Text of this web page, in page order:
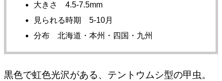
大きさ 4.5-7.5mm
見られる時期 5-10月
分布 北海道・本州・四国・九州
黒色で虹色光沢がある、テントウムシ型の甲虫。